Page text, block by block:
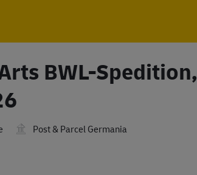
BWL-Spedition,
Post & Parcel Germania